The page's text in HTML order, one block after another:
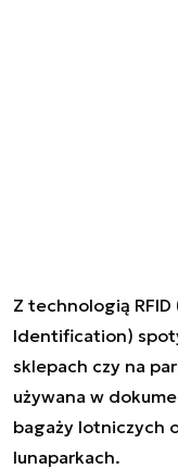
Z technologią RFID
Identification)
sklepach czy na
używana w
bagaży lotniczych
lunaparkach.